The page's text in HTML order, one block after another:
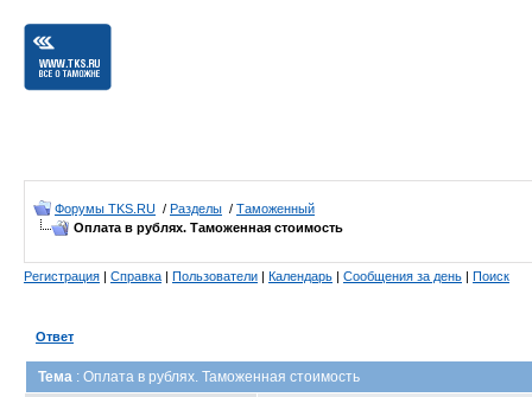
Форумы TKS.RU / Разделы / Таможенный
Оплата в рублях. Таможенная стоимость
Регистрация | Справка | Пользователи | Календарь | Сообщения за день | Поиск
Ответ
Тема : Оплата в рублях. Таможенная стоимость